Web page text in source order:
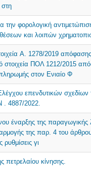
στη
την φορολογική
και λοιπών
A. 1278/2019
στοιχεία ΠΟΛ 1212/2015
στον Ενιαίο Φ
επενδυτικών
. 4887/2022.
έναρξης της παραγωγικής
της παρ. 4 του
γι
κίνησης.